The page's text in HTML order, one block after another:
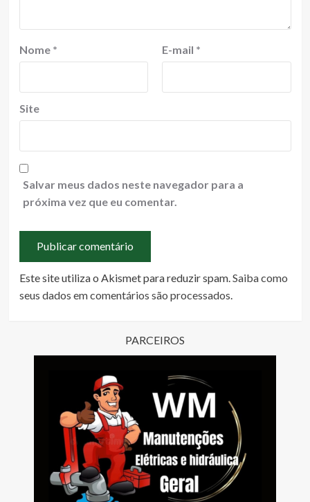
Nome * E-mail *
Site
Salvar meus dados neste navegador para a
próxima vez que eu comentar.
Este site utiliza o Akismet para reduzir spam.Saiba como
seus dados em comentários são processados.
PARCEIROS